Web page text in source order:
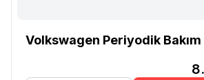
Otomotiv
Volkswagen Periyodik Bakım